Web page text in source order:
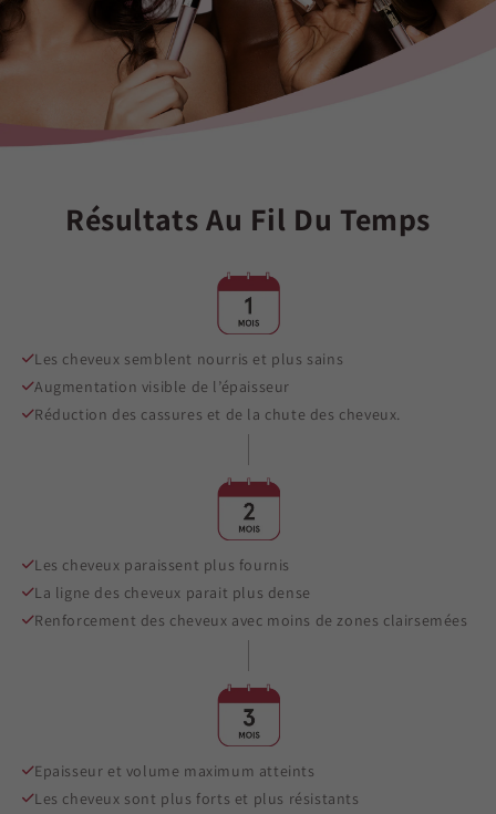
Résultats Au Fil Du Temps
Les cheveux semblent nourris et plus sains
Augmentation visible de l’épaisseur
Réduction des cassures et de la chute des cheveux.
Les cheveux paraissent plus fournis
La ligne des cheveux parait plus dense
Renforcement des cheveux avec moins de zones clairsemées
Epaisseur et volume maximum atteints
Les cheveux sont plus forts et plus résistants